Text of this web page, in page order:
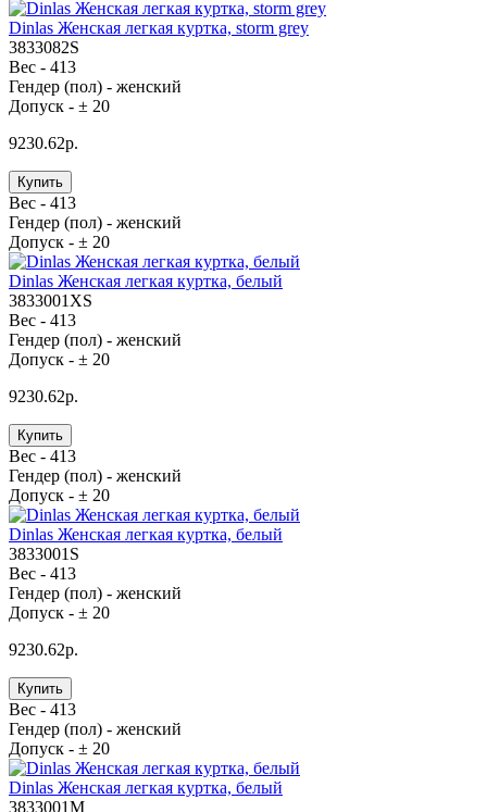
Dinlas Женская легкая куртка, storm grey
3833082S
Вес - 413
Гендер (пол) - женский
Допуск - ± 20
9230.62р.
Купить
Вес - 413
Гендер (пол) - женский
Допуск - ± 20
Dinlas Женская легкая куртка, белый
3833001XS
Вес - 413
Гендер (пол) - женский
Допуск - ± 20
9230.62р.
Купить
Вес - 413
Гендер (пол) - женский
Допуск - ± 20
Dinlas Женская легкая куртка, белый
3833001S
Вес - 413
Гендер (пол) - женский
Допуск - ± 20
9230.62р.
Купить
Вес - 413
Гендер (пол) - женский
Допуск - ± 20
Dinlas Женская легкая куртка, белый
3833001M